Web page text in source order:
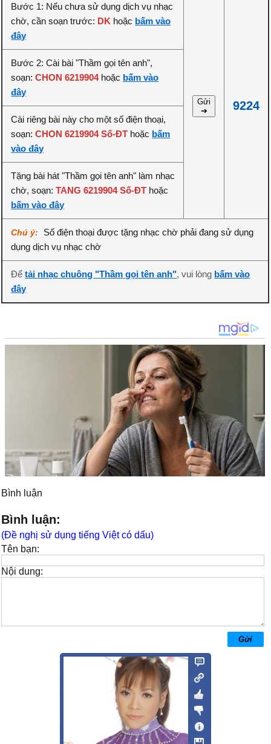
Bước 1: Nếu chưa sử dụng dịch vụ nhạc
chờ, cần soạn trước: DK hoặc bấm vào
đây
Gửi
➔
9224
Bước 2: Cài bài "Thầm gọi tên anh",
soạn:CHON 6219904hoặc bấm vào
đây
Cài riêng bài này cho một số điện thoại,
soạn:CHON 6219904 Số-ĐT hoặc bấm
vào đây
Tặng bài hát "Thầm gọi tên anh" làm nhạc
chờ, soạn:TANG 6219904 Số-ĐT hoặc
bấm vào đây
Chú ý:
Số điện thoại được tặng nhạc chờ phải đang sử dụng
dụng dịch vụ nhạc chờ
Đểtải nhạc chuông "Thầm gọi tên anh", vui lòng bấm vào
đây
Bình luận
Bình luận:
(Đề nghị sử dụng tiếng Việt có dấu)
Tên bạn:
Nội dung: